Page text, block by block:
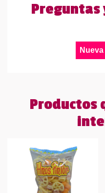
Preguntas
Productos